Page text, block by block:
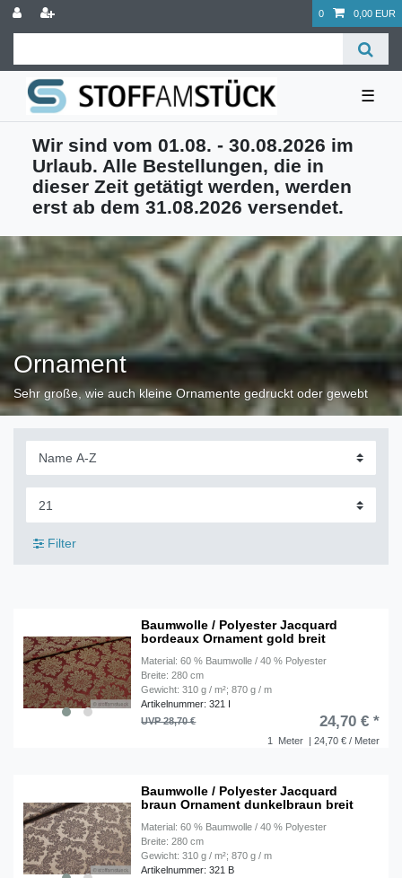
0 0,00 EUR
☰
Wir sind vom 01.08. - 30.08.2026 im
Urlaub. Alle Bestellungen, die in
dieser Zeit getätigt werden, werden
erst ab dem 31.08.2026 versendet.
Ornament
Sehr große, wie auch kleine Ornamente gedruckt oder gewebt
Filter
Baumwolle / Polyester Jacquard
bordeaux Ornament gold breit
Material: 60 % Baumwolle / 40 % Polyester
Breite: 280 cm
Gewicht: 310 g / m²; 870 g / m
Artikelnummer: 321 I
1 Meter | 24,70 € / Meter
UVP 28,70 € 24,70 € *
Baumwolle / Polyester Jacquard
braun Ornament dunkelbraun breit
Material: 60 % Baumwolle / 40 % Polyester
Breite: 280 cm
Gewicht: 310 g / m²; 870 g / m
Artikelnummer: 321 B